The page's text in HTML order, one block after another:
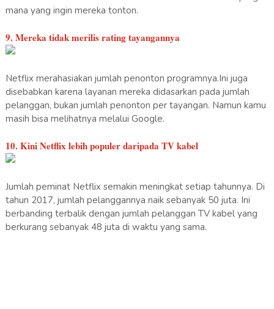
mana yang ingin mereka tonton.
9. Mereka tidak merilis rating tayangannya
Netflix merahasiakan jumlah penonton programnya.Ini juga
disebabkan karena layanan mereka didasarkan pada jumlah
pelanggan, bukan jumlah penonton per tayangan. Namun kamu
masih bisa melihatnya melalui Google.
10. Kini Netflix lebih populer daripada TV kabel
Jumlah peminat Netflix semakin meningkat setiap tahunnya. Di
tahun 2017, jumlah pelanggannya naik sebanyak 50 juta. Ini
berbanding terbalik dengan jumlah pelanggan TV kabel yang
berkurang sebanyak 48 juta di waktu yang sama.